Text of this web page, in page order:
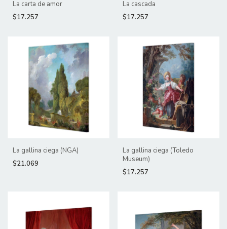
La carta de amor
$17.257
La cascada
$17.257
La gallina ciega (NGA)
$21.069
La gallina ciega (Toledo
Museum)
$17.257